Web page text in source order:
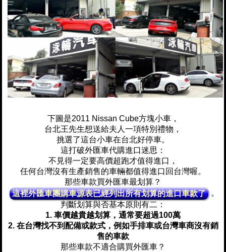
下圖是2011 Nissan Cube方塊小車，
台北王先生想送給夫人一項特別禮物，
挑選了這台小車在台北好停車。
這打破外匯車代購進口迷思：
不見得一定要高價超跑才值得進口，
任何台灣沒有生產銷售的車輛都值得進口回台灣喔。
那些車款買外匯車最划算？
這裡外匯車團購車源表已經列出所有划算的進口車款了
。
判斷划算與否基本原則有二：
1. 車價越貴越划算，通常要超過100萬
2. 在台灣找不到配備或款式，例如手排車或台灣車商沒有銷
售的車款
那些車款不適合購買外匯車？